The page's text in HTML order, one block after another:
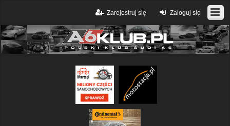
Zaloguj się
Zarejestruj się